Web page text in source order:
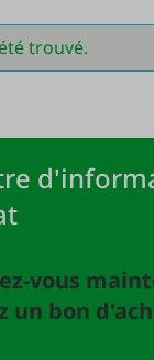
trouvé.
vous
un bon